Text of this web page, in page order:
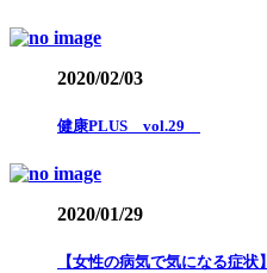
2020/02/03
健康PLUS vol.29
2020/01/29
【女性の病気で気になる症状